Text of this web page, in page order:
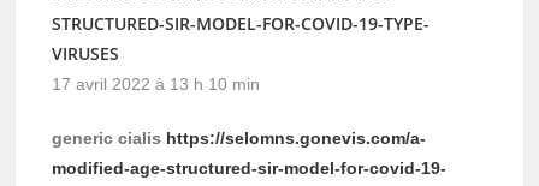
STRUCTURED-SIR-MODEL-FOR-COVID-19-TYPE-
VIRUSES
17 avril 2022 à 13 h 10 min
generic cialis https://selomns.gonevis.com/a-
modified-age-structured-sir-model-for-covid-19-